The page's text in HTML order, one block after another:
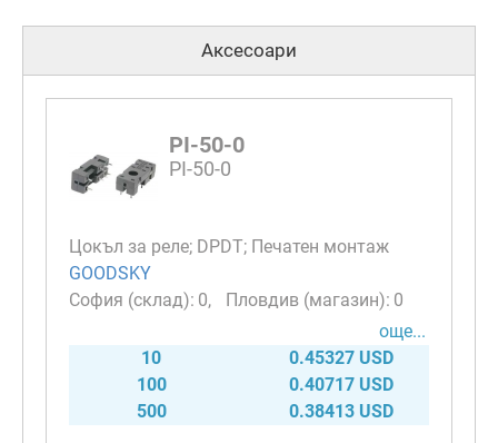
Аксесоари
PI-50-0
PI-50-0
Цокъл за реле; DPDT; Печатен монтаж
GOODSKY
0
0
още...
10
0.45327 USD
100
0.40717 USD
500
0.38413 USD